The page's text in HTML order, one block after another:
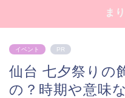
ま
イベント PR
仙台 七夕祭りの
の？時期や意味